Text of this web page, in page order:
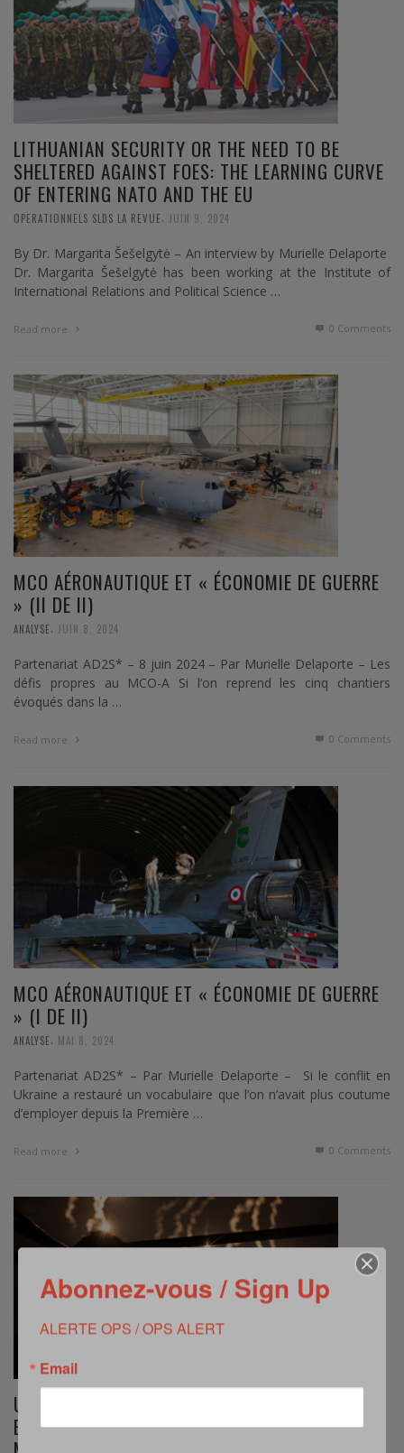
LITHUANIAN SECURITY OR THE NEED TO BE
SHELTERED AGAINST FOES: THE LEARNING CURVE
OF ENTERING NATO AND THE EU
OPERATIONNELS SLDS LA REVUE JUIN 9, 2024
By Dr. Margarita Šešelgytė – An interview by Murielle Delaporte
Dr. Margarita Šešelgytė has been working at the Institute of
International Relations and Political Science …
Read more 0 Comments
MCO AÉRONAUTIQUE ET « ÉCONOMIE DE GUERRE
» (II DE II)
ANALYSE JUIN 8, 2024
Partenariat AD2S* – 8 juin 2024 – Par Murielle Delaporte – Les
défis propres au MCO-A Si l’on reprend les cinq chantiers
évoqués dans la …
Read more 0 Comments
MCO AÉRONAUTIQUE ET « ÉCONOMIE DE GUERRE
» (I DE II)
ANALYSE MAI 8, 2024
Partenariat AD2S* – Par Murielle Delaporte – Si le conflit en
Ukraine a restauré un vocabulaire que l’on n’avait plus coutume
d’employer depuis la Première …
Read more 0 Comments
USMC FORCE DESIGN 2030’S IMPACT:
ENHANCING THE « CAPABILITY OF SENSING AND
Abonnez-vous / Sign Up
ALERTE OPS / OPS ALERT
Email